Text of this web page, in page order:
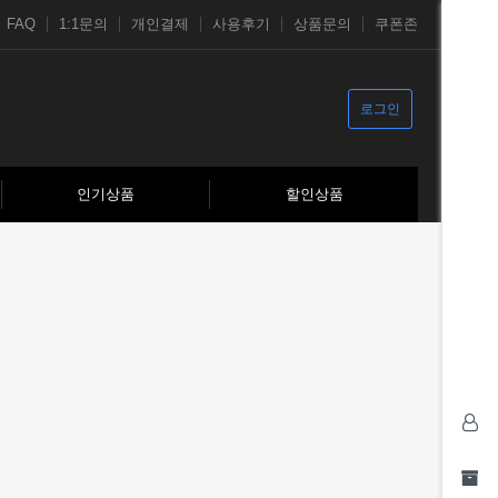
FAQ 1:1문의 개인결제 사용후기 상품문의 쿠폰존
로그인
인기상품 할인상품